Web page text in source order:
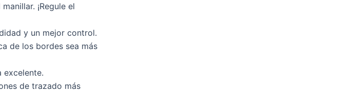
¡Regule el
y un mejor control.
de los bordes sea más
excelente.
de trazado más